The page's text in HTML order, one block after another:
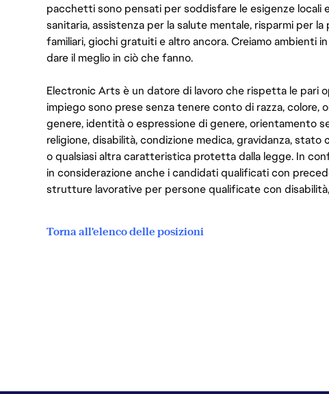
pacchetti sono pensati per soddisfare le esigenze locali
sanitaria, assistenza per la salute mentale, risparmi per
familiari, giochi gratuiti e altro ancora. Creiamo ambienti
dare il meglio in ciò che fanno.
Electronic Arts è un datore di lavoro che rispetta le pari
impiego sono prese senza tenere conto di razza, colore,
genere, identità o espressione di genere, orientamento
religione, disabilità, condizione medica, gravidanza,
o qualsiasi altra caratteristica protetta dalla legge. In
in considerazione anche i candidati qualificati con
strutture lavorative per persone qualificate con
Torna all'elenco delle posizioni